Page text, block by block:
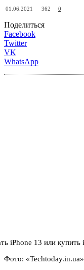
01.06.2021 362 0
Поделиться
Facebook
Twitter
VK
WhatsApp
Фото: «Techtoday.in.ua»